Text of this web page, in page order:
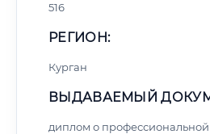
516
РЕГИОН:
Курган
ВЫДАВАЕМЫЙ
диплом о